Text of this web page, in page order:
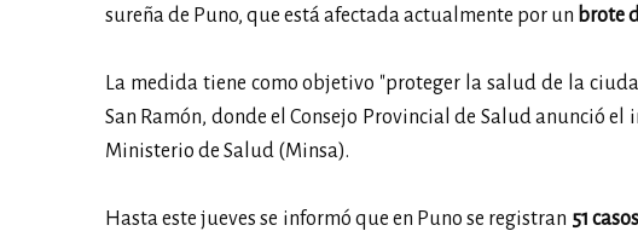
sureña de Puno, que está afectada actualmente por un brote
La medida tiene como objetivo "proteger la salud de la
San Ramón, donde el Consejo Provincial de Salud anunció
Ministerio de Salud (Minsa).
Hasta este jueves se informó que en Puno se registran 51